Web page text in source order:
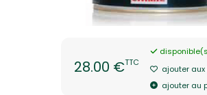
28.00 €TTC
ajouter
ajouter au